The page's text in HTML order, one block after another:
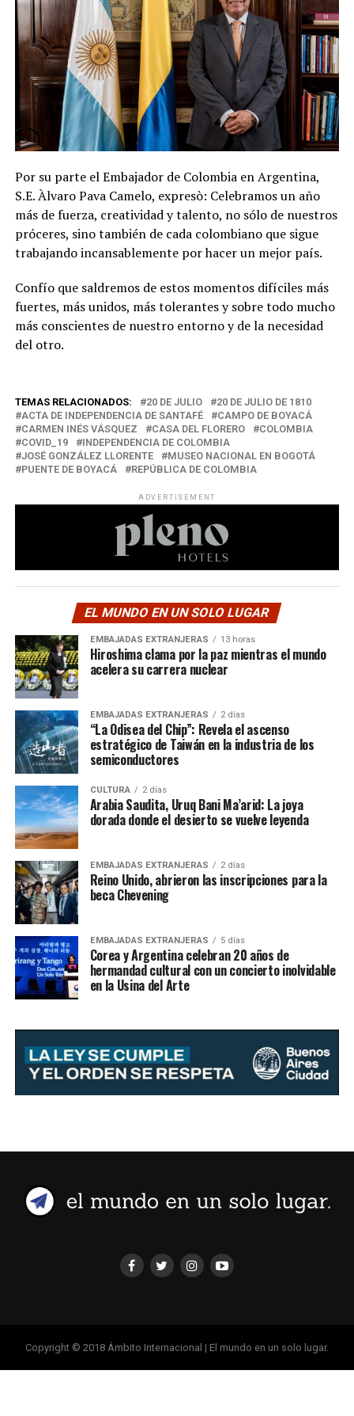
Por su parte el Embajador de Colombia en Argentina,
S.E. Àlvaro Pava Camelo, expresò: Celebramos un año
más de fuerza, creatividad y talento, no sólo de nuestros
próceres, sino también de cada colombiano que sigue
trabajando incansablemente por hacer un mejor país.
Confío que saldremos de estos momentos difíciles más
fuertes, más unidos, más tolerantes y sobre todo mucho
más conscientes de nuestro entorno y de la necesidad
del otro.
TEMAS RELACIONADOS: 20 DE JULIO
20 DE JULIO DE 1810
ACTA DE INDEPENDENCIA DE SANTAFÉ
CAMPO DE BOYACÁ
CARMEN INÉS VÁSQUEZ
CASA DEL FLORERO
COLOMBIA
COVID_19
INDEPENDENCIA DE COLOMBIA
JOSÉ GONZÁLEZ LLORENTE
MUSEO NACIONAL EN BOGOTÁ
PUENTE DE BOYACÁ
REPÚBLICA DE COLOMBIA
ADVERTISEMENT
EL MUNDO EN UN SOLO LUGAR
EMBAJADAS EXTRANJERAS 13 horas
Hiroshima clama por la paz mientras el mundo
acelera su carrera nuclear
EMBAJADAS EXTRANJERAS 2 días
“La Odisea del Chip”: Revela el ascenso
estratégico de Taiwán en la industria de los
semiconductores
CULTURA 2 días
Arabia Saudita, Uruq Bani Ma’arid: La joya
dorada donde el desierto se vuelve leyenda
EMBAJADAS EXTRANJERAS 2 días
Reino Unido, abrieron las inscripciones para la
beca Chevening
EMBAJADAS EXTRANJERAS 5 días
Corea y Argentina celebran 20 años de
hermandad cultural con un concierto inolvidable
en la Usina del Arte
Copyright © 2018 Ámbito Internacional | El mundo en un solo lugar.